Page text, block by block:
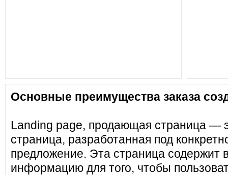
Основные преимущества заказа
Landing page, продающая страница —
страница, разработанная под
предложение. Эта страница содержит
информацию для того, чтобы